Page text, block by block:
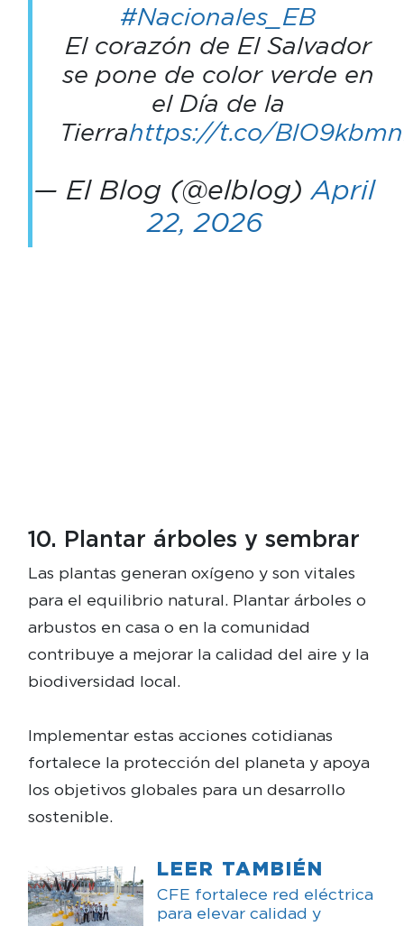
#Nacionales_EB
El corazón de El Salvador
se pone de color verde en
el Día de la
Tierrahttps://t.co/
— El Blog (@elblog)April
22, 2026
10. Plantar árboles y sembrar
Las plantas generan oxígeno y son vitales
para el equilibrio natural. Plantar árboles o
arbustos en casa o en la comunidad
contribuye a mejorar la calidad del aire y la
biodiversidad local.
Implementar estas acciones cotidianas
fortalece la protección del planeta y apoya
los objetivos globales para un desarrollo
sostenible.
LEER TAMBIÉN
CFE fortalece red eléctrica
para elevar calidad y